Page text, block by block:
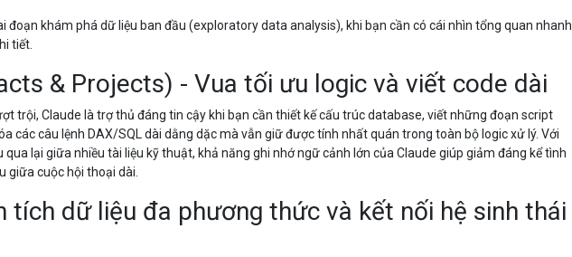
đoạn khám phá dữ liệu ban đầu (exploratory data analysis), khi bạn cần có cái nhìn tổng quan nhanh
tiết.
& Projects) - Vua tối ưu logic và viết code dài
trội, Claude là trợ thủ đáng tin cậy khi bạn cần thiết kế cấu trúc database, viết những đoạn script
các câu lệnh DAX/SQL dài dằng dặc mà vẫn giữ được tính nhất quán trong toàn bộ logic xử lý. Với
lại giữa nhiều tài liệu kỹ thuật, khả năng ghi nhớ ngữ cảnh lớn của Claude giúp giảm đáng kể tình
giữa cuộc hội thoại dài.
tích dữ liệu đa phương thức và kết nối hệ sinh thái